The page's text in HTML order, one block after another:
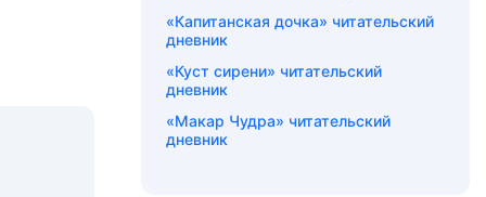
«Капитанская дочка» читательский
дневник
«Куст сирени» читательский
дневник
«Макар Чудра» читательский
дневник